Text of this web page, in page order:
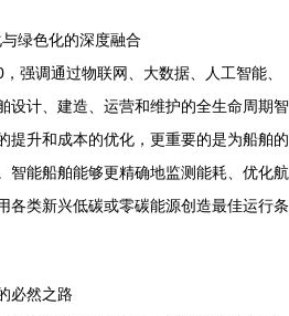
绿色化的深度融合
强调通过物联网、大数据、人工智能、
设计、建造、运营和维护的全生命周期智
提升和成本的优化，更重要的是为船舶的
智能船舶能够更精确地监测能耗、优化航
各类新兴低碳或零碳能源创造最佳运行条
必然之路